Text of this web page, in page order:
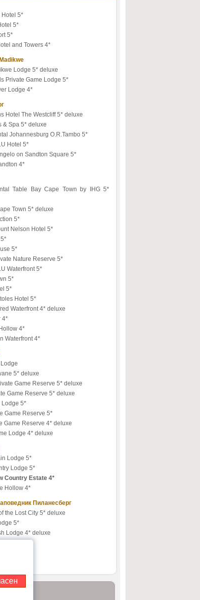
Hotel 5*
5*
5*
and Towers 4*
Lodge 5* deluxe
Private Game Lodge 5*
Lodge 4*
Hotel The Westcliff 5* deluxe
& Spa 5* deluxe
Johannesburg O.R.Tambo 5*
Hotel 5*
on Sandton Square 5*
4*
Table Bay Cape Town by IHG 5*
Town 5* deluxe
5*
Nelson Hotel 5*
5*
Nature Reserve 5*
Waterfront 5*
5*
5*
Hotel 5*
Waterfront 4* deluxe
4*
4*
Waterfront 4*
5* deluxe
Game Reserve 5* deluxe
Game Reserve 5* deluxe
Lodge 5*
Game Reserve 5*
Game Reserve 4* deluxe
Lodge 4* deluxe
Lodge 5*
Lodge 5*
Country Estate 4*
Hollow 4*
Пиланесберг
the Lost City 5* deluxe
5*
Lodge 4* deluxe